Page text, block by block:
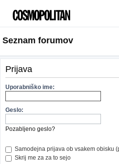
Seznam forumov
Prijava
Uporabniško ime:
Geslo:
Pozabljeno geslo?
Samodejna prijava ob vsakem obisku
Skrij me za za to sejo